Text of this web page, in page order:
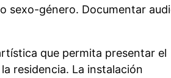
sexo-género. Documentar
que permita presentar el
residencia. La instalación